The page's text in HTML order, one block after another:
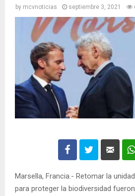
by mcvnoticias septiembre 3, 2021
Marsella, Francia.- Retomar la
para proteger la biodiversidad